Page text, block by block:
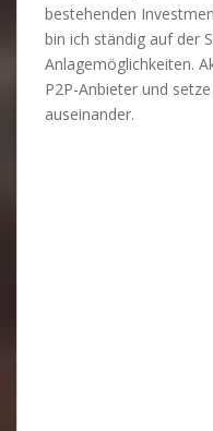
bestehenden
bin ich ständig auf der
Anlagemöglichkeiten.
P2P-Anbieter und
auseinander.